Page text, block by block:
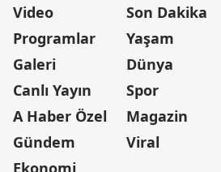
Video
Programlar
Galeri
Canlı Yayın
A Haber Özel
Gündem
Ekonomi
Son Dakika
Yaşam
Dünya
Spor
Magazin
Viral